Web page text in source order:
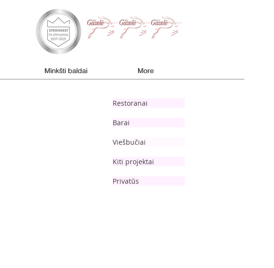
Minkšti baldai More
Minkšti baldai More
Restoranai
Barai
Viešbučiai
Kiti projektai
Privatūs